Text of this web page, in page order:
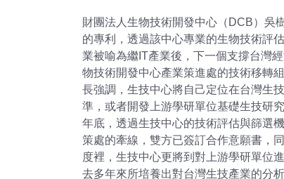
財團法人生物技術開發中心（DCB）吳
的專利，透過該中心專業的生物技術評
業被喻為繼IT產業後，下一個支撐台灣
物技術開發中心產業策進處的技術移轉
長強調，生技中心將自己定位在台灣生
準，或者開發上游學研單位基礎生技研
年底，透過生技中心的技術評估與篩選
策處的牽線，雙方已簽訂合作意願書，
度裡，生技中心更將到對上游學研單位
去多年來所培養出對台灣生技產業的分